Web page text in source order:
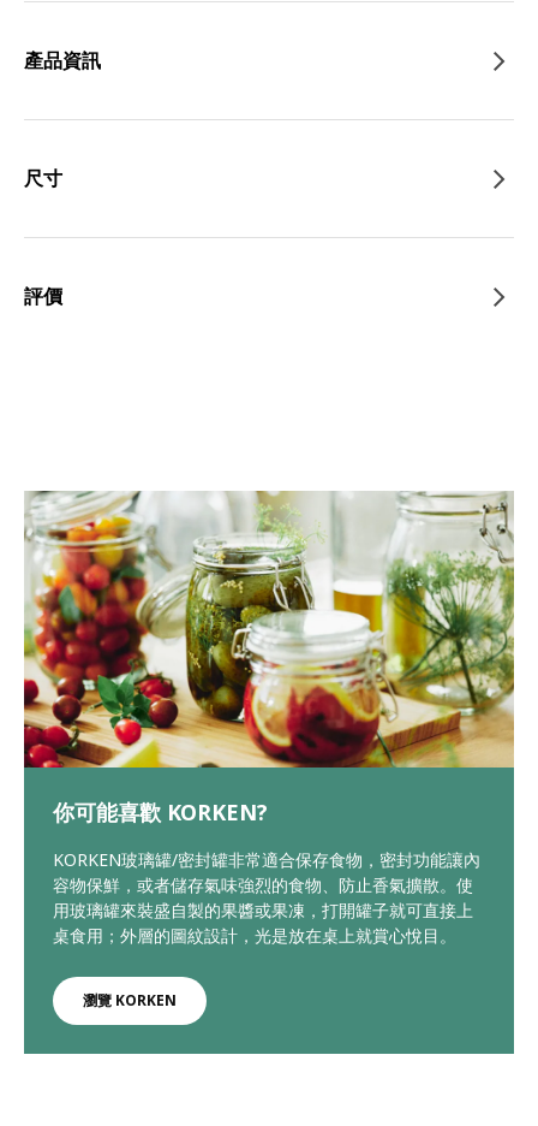
產品資訊
尺寸
評價
你可能喜歡 KORKEN?
KORKEN玻璃罐/密封罐非常適合保存食物，密封功能讓內
容物保鮮，或者儲存氣味強烈的食物、防止香氣擴散。使
用玻璃罐來裝盛自製的果醬或果凍，打開罐子就可直接上
桌食用；外層的圖紋設計，光是放在桌上就賞心悅目。
瀏覽 KORKEN